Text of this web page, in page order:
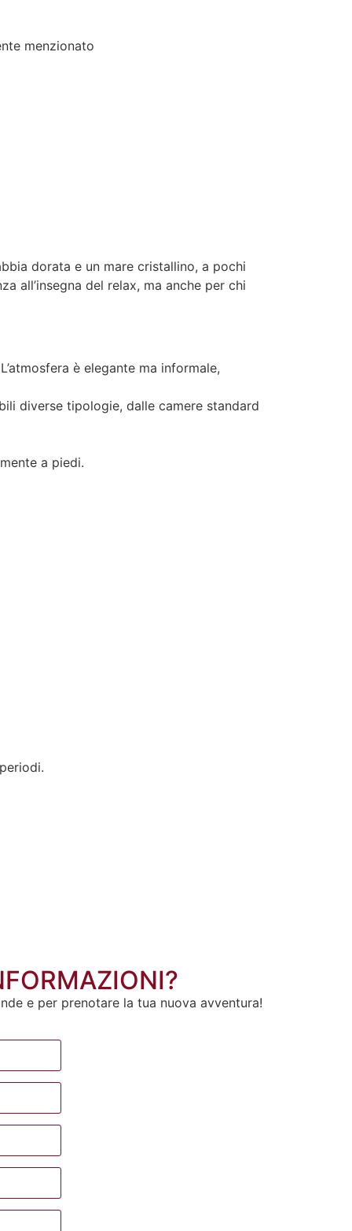
menzionato
dorata e un mare cristallino, a pochi
all’insegna del relax, ma anche per chi
è elegante ma informale,
diverse tipologie, dalle camere standard
a piedi.
e per prenotare la tua nuova avventura!